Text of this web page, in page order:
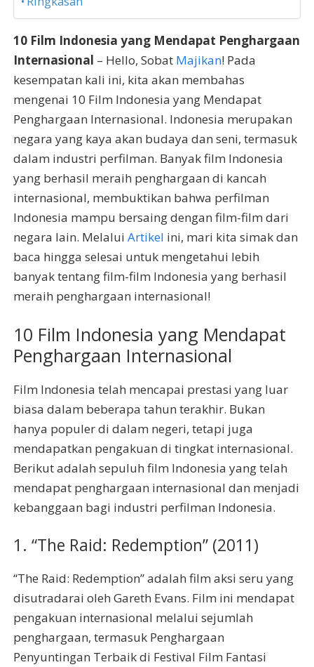
10 Film Indonesia yang Mendapat Penghargaan
Internasional – Hello, Sobat Majikan! Pada
kesempatan kali ini, kita akan membahas
mengenai 10 Film Indonesia yang Mendapat
Penghargaan Internasional. Indonesia merupakan
negara yang kaya akan budaya dan seni, termasuk
dalam industri perfilman. Banyak film Indonesia
yang berhasil meraih penghargaan di kancah
internasional, membuktikan bahwa perfilman
Indonesia mampu bersaing dengan film-film dari
negara lain. Melalui Artikel ini, mari kita simak dan
baca hingga selesai untuk mengetahui lebih
banyak tentang film-film Indonesia yang berhasil
meraih penghargaan internasional!
10 Film Indonesia yang Mendapat
Penghargaan Internasional
Film Indonesia telah mencapai prestasi yang luar
biasa dalam beberapa tahun terakhir. Bukan
hanya populer di dalam negeri, tetapi juga
mendapatkan pengakuan di tingkat internasional.
Berikut adalah sepuluh film Indonesia yang telah
mendapat penghargaan internasional dan menjadi
kebanggaan bagi industri perfilman Indonesia.
1. “The Raid: Redemption” (2011)
“The Raid: Redemption” adalah film aksi seru yang
disutradarai oleh Gareth Evans. Film ini mendapat
pengakuan internasional melalui sejumlah
penghargaan, termasuk Penghargaan
Penyuntingan Terbaik di Festival Film Fantasi